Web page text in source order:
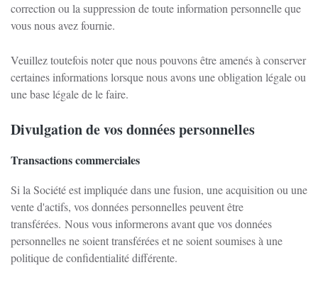
correction ou la suppression de toute information personnelle que
vous nous avez fournie.
Veuillez toutefois noter que nous pouvons être amenés à conserver
certaines informations lorsque nous avons une obligation légale ou
une base légale de le faire.
Divulgation de vos données personnelles
Transactions commerciales
Si la Société est impliquée dans une fusion, une acquisition ou une
vente d'actifs, vos données personnelles peuvent être
transférées. Nous vous informerons avant que vos données
personnelles ne soient transférées et ne soient soumises à une
politique de confidentialité différente.